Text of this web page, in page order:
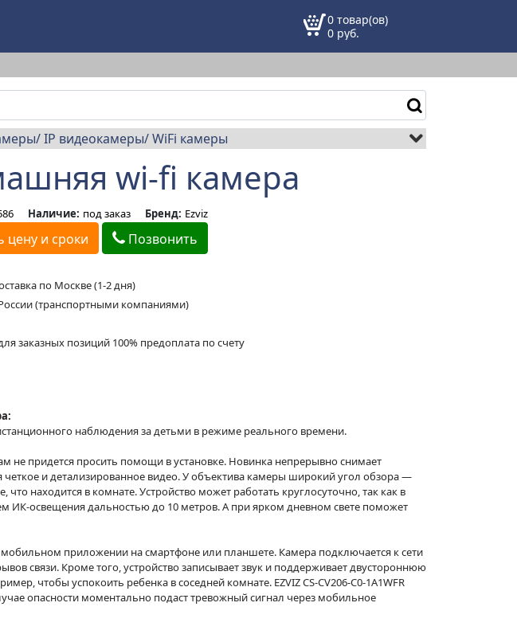
0 товар(ов)
0 руб.
IP видеокамеры WiFi камеры
wi-fi камера
Наличие: под заказ Бренд: Ezviz
цену и сроки Позвонить
по Москве (1-2 дня)
(транспортными компаниями)
заказных позиций 100% предоплата по счету
наблюдения за детьми в режиме реального времени.
не придется просить помощи в установке. Новинка непрерывно снимает
и детализированное видео. У объектива камеры широкий угол обзора —
что находится в комнате. Устройство может работать круглосуточно, так как в
ИК-освещения дальностью до 10 метров. А при ярком дневном свете поможет
приложении на смартфоне или планшете. Камера подключается к сети
связи. Кроме того, устройство записывает звук и поддерживает двустороннюю
чтобы успокоить ребенка в соседней комнате. EZVIZ CS-CV206-C0-1A1WFR
опасности моментально подаст тревожный сигнал через мобильное